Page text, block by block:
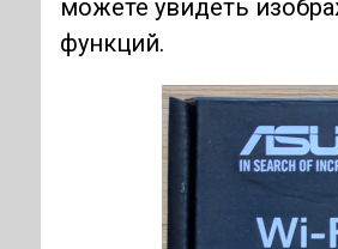
можете увидеть
функций.